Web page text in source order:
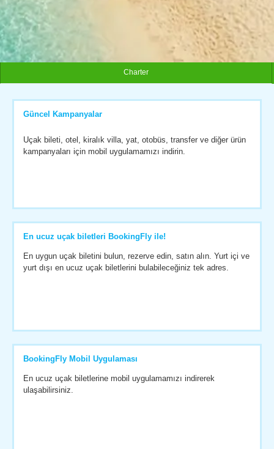
Charter
Güncel Kampanyalar
Uçak bileti, otel, kiralık villa, yat, otobüs, transfer ve diğer ürün
kampanyaları için mobil uygulamamızı indirin.
En ucuz uçak biletleri BookingFly ile!
En uygun uçak biletini bulun, rezerve edin, satın alın. Yurt içi ve
yurt dışı en ucuz uçak biletlerini bulabileceğiniz tek adres.
BookingFly Mobil Uygulaması
En ucuz uçak biletlerine mobil uygulamamızı indirerek
ulaşabilirsiniz.